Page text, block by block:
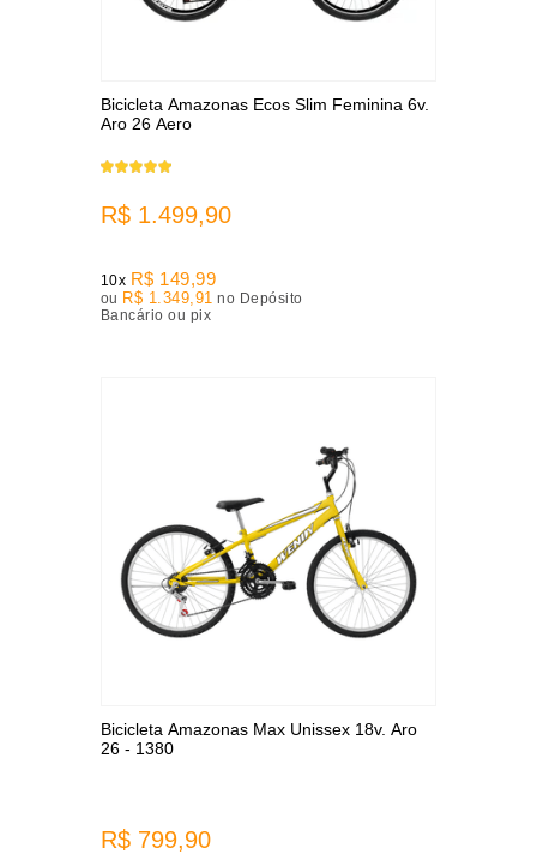
Bicicleta Amazonas Ecos Slim Feminina 6v.
Aro 26 Aero
R$ 1.499,90
10x R$ 149,99
ou R$ 1.349,91 no Depósito
Bancário ou pix
Bicicleta Amazonas Max Unissex 18v. Aro
26 - 1380
R$ 799,90